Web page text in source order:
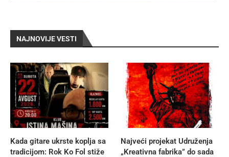
NAJNOVIJE VESTI
Kada gitare ukrste koplja sa
tradicijom: Rok Ko Fol stiže
Najveći projekat Udruženja
„Kreativna fabrika” do sada